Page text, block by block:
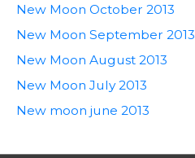
New Moon October 2013
New Moon September 2013
New Moon August 2013
New Moon July 2013
New moon june 2013